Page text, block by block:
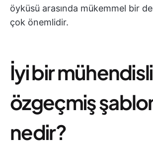
öyküsü arasında mükemmel bir
çok önemlidir.
İyi bir
özgeçmiş
nedir?